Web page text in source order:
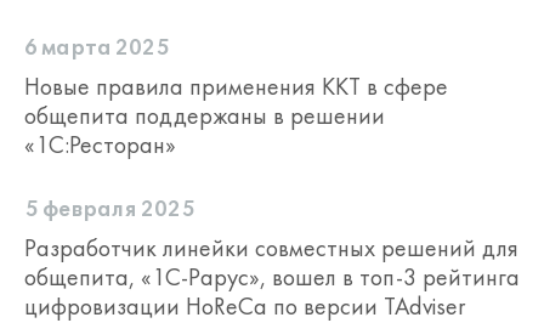
6 марта 2025
Новые правила применения ККТ в сфере
общепита поддержаны в решении
«1С:Ресторан»
5 февраля 2025
Разработчик линейки совместных решений для
общепита, «1С-Рарус», вошел в топ‑3 рейтинга
цифровизации HoReCa по версии TAdviser